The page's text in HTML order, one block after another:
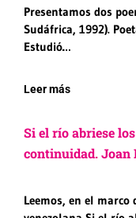
Presentamos dos
Sudáfrica, 1992).
Estudió…
Leer más
Si el río abriese
continuidad. Joan
Leemos, en el marco